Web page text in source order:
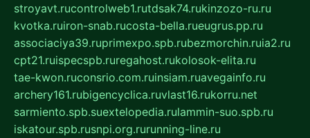
stroyavt.rucontrolweb1.rutdsak74.rukinzozo-ru.ru
kvotka.ruiron-snab.rucosta-bella.rueugrus.pp.ru
associaciya39.ruprimexpo.spb.rubezmorchin.ruia2.ru
cpt21.ruispecspb.ruregahost.rukolosok-elita.ru
tae-kwon.ruconsrio.com.ruinsiam.ruavegainfo.ru
archery161.rubigencyclica.ruvlast16.rukorru.net
sarmiento.spb.suextelopedia.rulammin-suo.spb.ru
iskatour.spb.rusnpi.org.rurunning-line.ru